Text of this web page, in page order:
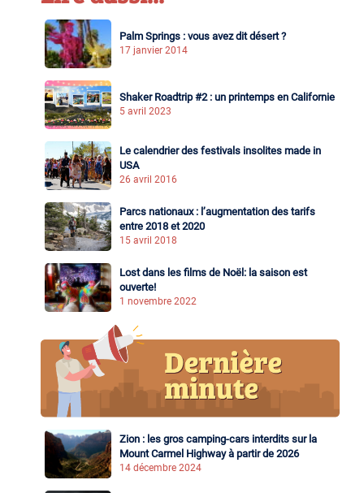
Palm Springs : vous avez dit désert ?
17 janvier 2014
Shaker Roadtrip #2 : un printemps en Californie
5 avril 2023
Le calendrier des festivals insolites made in
USA
26 avril 2016
Parcs nationaux : l’augmentation des tarifs
entre 2018 et 2020
15 avril 2018
Lost dans les films de Noël: la saison est
ouverte!
1 novembre 2022
Zion : les gros camping-cars interdits sur la
Mount Carmel Highway à partir de 2026
14 décembre 2024